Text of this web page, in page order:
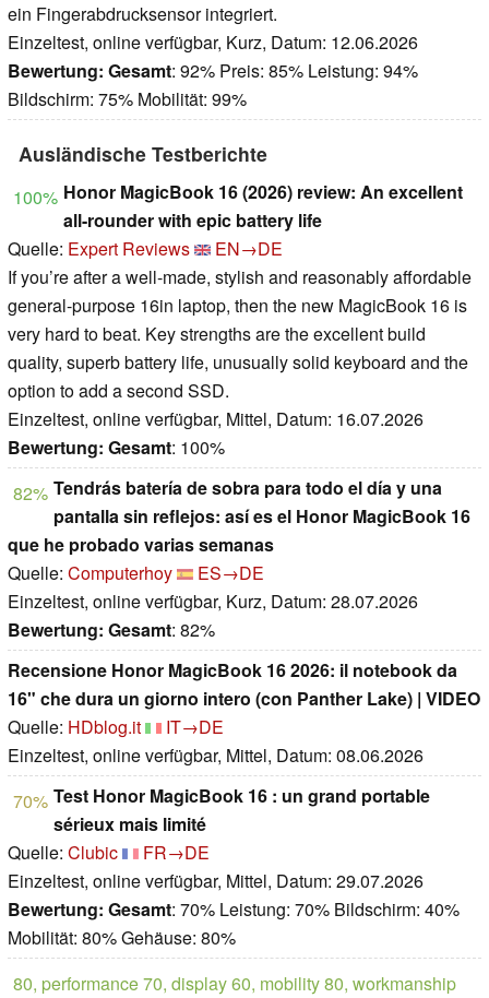
ein Fingerabdrucksensor integriert.
Einzeltest, online verfügbar, Kurz, Datum: 12.06.2026
Bewertung: Gesamt: 92% Preis: 85% Leistung: 94%
Bildschirm: 75% Mobilität: 99%
Ausländische Testberichte
100% Honor MagicBook 16 (2026) review: An excellent
all-rounder with epic battery life
Quelle: Expert Reviews
EN→DE
If you’re after a well-made, stylish and reasonably affordable
general-purpose 16in laptop, then the new MagicBook 16 is
very hard to beat. Key strengths are the excellent build
quality, superb battery life, unusually solid keyboard and the
option to add a second SSD.
Einzeltest, online verfügbar, Mittel, Datum: 16.07.2026
Bewertung: Gesamt: 100%
82% Tendrás batería de sobra para todo el día y una
pantalla sin reflejos: así es el Honor MagicBook 16
que he probado varias semanas
Quelle: Computerhoy
ES→DE
Einzeltest, online verfügbar, Kurz, Datum: 28.07.2026
Bewertung: Gesamt: 82%
Recensione Honor MagicBook 16 2026: il notebook da
16" che dura un giorno intero (con Panther Lake) | VIDEO
Quelle: HDblog.it
IT→DE
Einzeltest, online verfügbar, Mittel, Datum: 08.06.2026
70% Test Honor MagicBook 16 : un grand portable
sérieux mais limité
Quelle: Clubic
FR→DE
Einzeltest, online verfügbar, Mittel, Datum: 29.07.2026
Bewertung: Gesamt: 70% Leistung: 70% Bildschirm: 40%
Mobilität: 80% Gehäuse: 80%
80, performance 70, display 60, mobility 80, workmanship